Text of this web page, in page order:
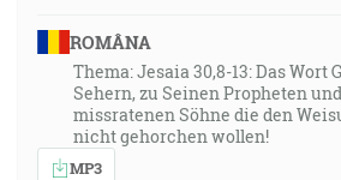
Lebo hovorím skrze milosť, ktorá
každému, kto je medzi vami, aby
to, čo treba myslieť, ale aby
myslel, každý podľa toho, jako
udelil mieru viery. [Rm 12:3]
ROMÂNA
Thema: Jesaia 30,8-13: Das Wort
Sehern, zu Seinen Propheten
missratenen Söhne die den
nicht gehorchen wollen!
MP3